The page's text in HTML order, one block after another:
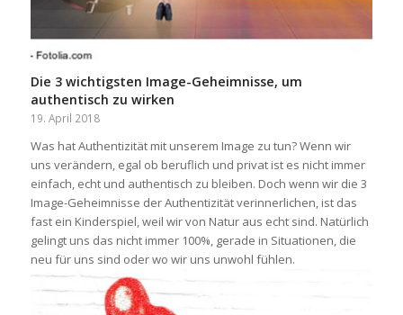
Die 3 wichtigsten Image-Geheimnisse, um
authentisch zu wirken
19. April 2018
Was hat Authentizität mit unserem Image zu tun? Wenn wir
uns verändern, egal ob beruflich und privat ist es nicht immer
einfach, echt und authentisch zu bleiben. Doch wenn wir die 3
Image-Geheimnisse der Authentizität verinnerlichen, ist das
fast ein Kinderspiel, weil wir von Natur aus echt sind. Natürlich
gelingt uns das nicht immer 100%, gerade in Situationen, die
neu für uns sind oder wo wir uns unwohl fühlen.